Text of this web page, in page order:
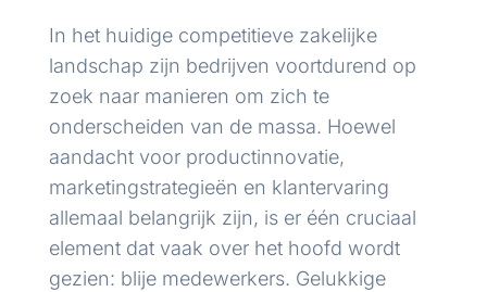
In het huidige competitieve zakelijke
landschap zijn bedrijven voortdurend op
zoek naar manieren om zich te
onderscheiden van de massa. Hoewel
aandacht voor productinnovatie,
marketingstrategieën en klantervaring
allemaal belangrijk zijn, is er één cruciaal
element dat vaak over het hoofd wordt
gezien: blije medewerkers. Gelukkige